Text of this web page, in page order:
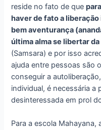
reside no fato de que
haver de fato a
bem aventurança
última alma se libertar
(Samsara) e por isso
ajuda entre pessoas são
conseguir a
individual, é necessária a
desinteressada em prol
Para a escola Mahayana,